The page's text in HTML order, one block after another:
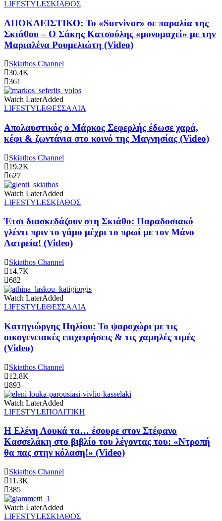
LIFESTYLEΣΚΙΑΘΟΣ
ΑΠΟΚΛΕΙΣΤΙΚΟ: Το «Survivor» σε παραλία της
Σκιάθου – Ο Σάκης Κατσούλης «μονομαχεί» με την
Μαριαλένα Ρουμελιώτη (Video)
Skiathos Channel
30.4K
361
Watch LaterAdded
LIFESTYLEΘΕΣΣΑΛΙΑ
Απολαυστικός ο Μάρκος Σεφερλής έδωσε χαρά,
κέφι & ζωντάνια στο κοινό της Μαγνησίας (Video)
Skiathos Channel
19.2K
627
Watch LaterAdded
LIFESTYLEΣΚΙΑΘΟΣ
Έτσι διασκεδάζουν στη Σκιάθο: Παραδοσιακό
γλέντι πριν το γάμο μέχρι το πρωί με τον Μάνο
Λατρεία! (Video)
Skiathos Channel
14.7K
682
Watch LaterAdded
LIFESTYLEΘΕΣΣΑΛΙΑ
Κατηγιώργης Πηλίου: Το ψαροχώρι με τις
οικογενειακές επιχειρήσεις & τις χαμηλές τιμές
(Video)
Skiathos Channel
12.8K
893
Watch LaterAdded
LIFESTYLEΠΟΛΙΤΙΚΗ
Η Ελένη Λουκά τα… έσουρε στον Στέφανο
Κασσελάκη στο βιβλίο του λέγοντας του: «Ντροπή
θα πας στην κόλαση!» (Video)
Skiathos Channel
11.3K
385
Watch LaterAdded
LIFESTYLEΣΚΙΑΘΟΣ